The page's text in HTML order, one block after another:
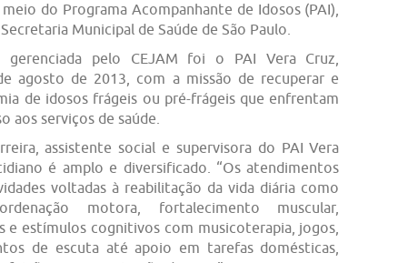
do Programa Acompanhante de Idosos (PAI),
Municipal de Saúde de São Paulo.
gerenciada pelo CEJAM foi o PAI Vera Cruz,
agosto de 2013, com a missão de recuperar e
de idosos frágeis ou pré-frágeis que enfrentam
aos serviços de saúde.
assistente social e supervisora do PAI Vera
é amplo e diversificado. “Os atendimentos
voltadas à reabilitação da vida diária como
motora, fortalecimento muscular,
e estímulos cognitivos com musicoterapia, jogos,
de escuta até apoio em tarefas domésticas,